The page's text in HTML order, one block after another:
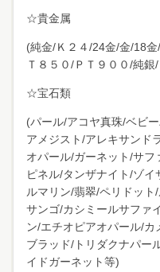
☆貴金属
(純金/Ｋ２４/24金/金/18
Ｔ８５０/ＰＴ９００/純
☆宝石類
(パール/アコヤ真珠/ベビ
アメジスト/アレキサンド
オパール/ガーネット/サフ
ピネル/タンザナイト/ゾ
ルマリン/翡翠/ペリドッ
サンゴ/カシミールサファ
ン/エチオピアオパール/
ブラッド/トリダクナパー
イドガーネット等)